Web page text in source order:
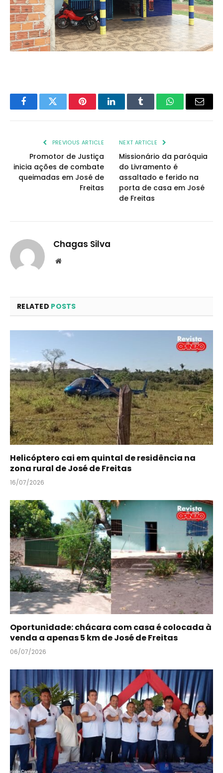
FacebookTwitter PinterestLinkedInTumblr WhatsAppEmail
PREVIOUS ARTICLE
Promotor de Justiça
inicia ações de combate
queimadas em José de
Freitas
NEXT ARTICLE
Missionário da paróquia
do Livramento é
assaltado e ferido na
porta de casa em José
de Freitas
Chagas Silva
Website
RELATED POSTS
Helicóptero cai em quintal de residência na
zona rural de José de Freitas
16/07/2026
Oportunidade: chácara com casa é colocada à
venda a apenas 5 km de José de Freitas
06/07/2026